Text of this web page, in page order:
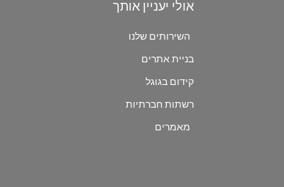
אולי יעניין אותך
השירותים שלנו
בניית אתרים
קידום בגוגל
רשתות חברתיות
מאמרים